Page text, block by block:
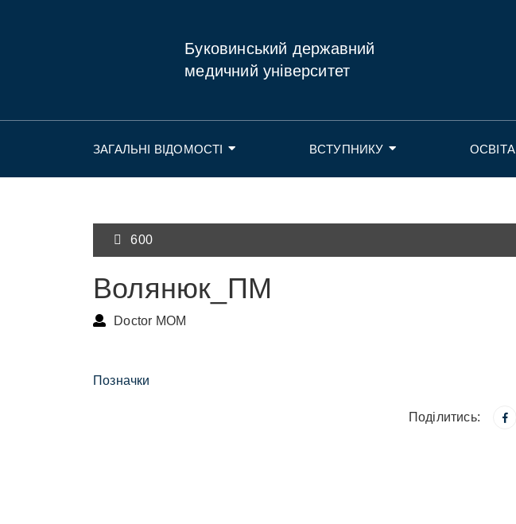
Буковинський державний
медичний університет
ЗАГАЛЬНІ ВІДОМОСТІ ВСТУПНИКУ ОСВІТА
600
Волянюк_ПМ
Doctor MOM
Позначки
Поділитись: